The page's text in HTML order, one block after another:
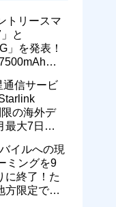
トリースマ
と
」を発表！
バ
通信サービ
の海外デ
最大7日
イルへの現
ミングを9
に終了！た
方限定では